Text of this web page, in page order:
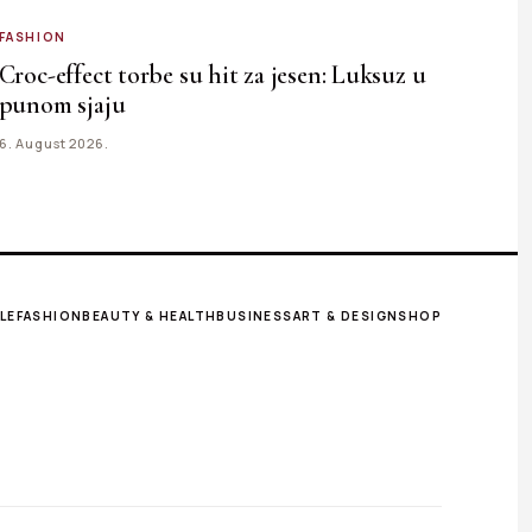
FASHION
Croc-effect torbe su hit za jesen: Luksuz u
punom sjaju
6. August 2026.
FASHIONBEAUTY & HEALTHBUSINESSART & DESIGNSHOP